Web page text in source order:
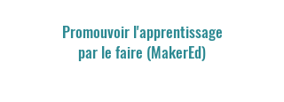
Promouvoir l'apprentissage
par le faire (MakerEd)